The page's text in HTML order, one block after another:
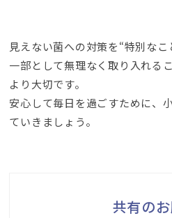
見えない菌への対策を“特別な
一部として無理なく取り入れる
より大切です。
安心して毎日を過ごすために、
ていきましょう。
共有の